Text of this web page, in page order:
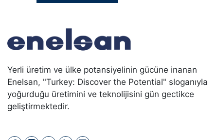
Yerli üretim ve ülke potansiyelinin gücüne inanan
Enelsan, "Turkey: Discover the Potential" sloganıyla
yoğurduğu üretimini ve teknolijisini gün gectikce
geliştirmektedir.